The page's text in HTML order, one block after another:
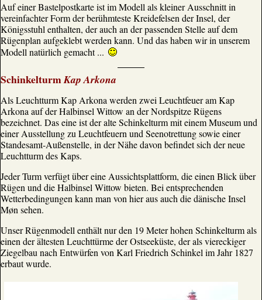
Auf einer Bastelpostkarte ist im Modell als kleiner Ausschnitt in
vereinfachter Form der berühmteste Kreidefelsen der Insel, der
Königsstuhl enthalten, der auch an der passenden Stelle auf dem
Rügenplan aufgeklebt werden kann. Und das haben wir in unserem
Modell natürlich gemacht ...
SchinkelturmKap Arkona
Als Leuchtturm Kap Arkona werden zwei Leuchtfeuer am Kap
Arkona auf der Halbinsel Wittow an der Nordspitze Rügens
bezeichnet. Das eine ist der alte Schinkelturm mit einem Museum und
einer Ausstellung zu Leuchtfeuern und Seenotrettung sowie einer
Standesamt-Außenstelle, in der Nähe davon befindet sich der neue
Leuchtturm des Kaps.
Jeder Turm verfügt über eine Aussichtsplattform, die einen Blick über
Rügen und die Halbinsel Wittow bieten. Bei entsprechenden
Wetterbedingungen kann man von hier aus auch die dänische Insel
Møn sehen.
Unser Rügenmodell enthält nur den 19 Meter hohen Schinkelturm als
einen der ältesten Leuchttürme der Ostseeküste, der als viereckiger
Ziegelbau nach Entwürfen von Karl Friedrich Schinkel im Jahr 1827
erbaut wurde.